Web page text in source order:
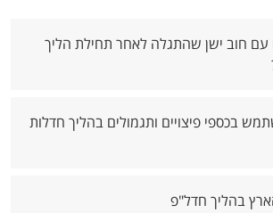
עם חוב ישן שהתגלה לאחר תחילת הליך
בכספי פיצויים ותגמולים בהליך חדלות
בהליך חדל"פ